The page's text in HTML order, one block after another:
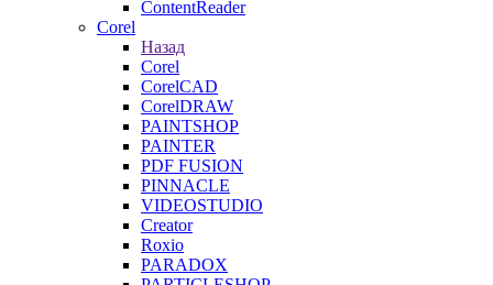
ContentReader
Corel
Назад
Corel
CorelCAD
CorelDRAW
PAINTSHOP
PAINTER
PDF FUSION
PINNACLE
VIDEOSTUDIO
Creator
Roxio
PARADOX